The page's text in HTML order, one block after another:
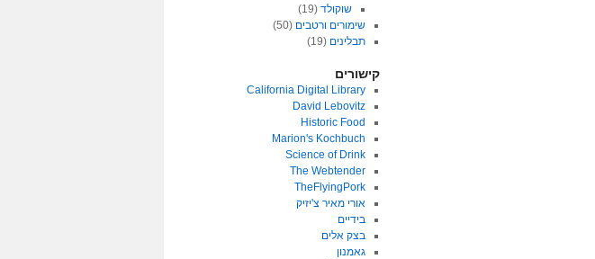
שוקולד (19)
שימורים ורטבים (50)
תבלינים (19)
קישורים
California Digital Library
David Lebovitz
Historic Food
Marion's Kochbuch
Science of Drink
The Webtender
TheFlyingPork
אורי מאיר צ'יזיק
בידיים
בצק אלים
גאמנון